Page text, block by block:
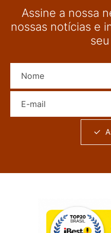
Assine a nossa
nossas notícias e